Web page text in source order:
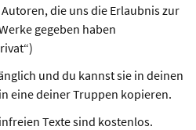
die uns die Erlaubnis zur
gegeben haben
und du kannst sie in deinen
eine deiner Truppen kopieren.
Texte sind kostenlos.